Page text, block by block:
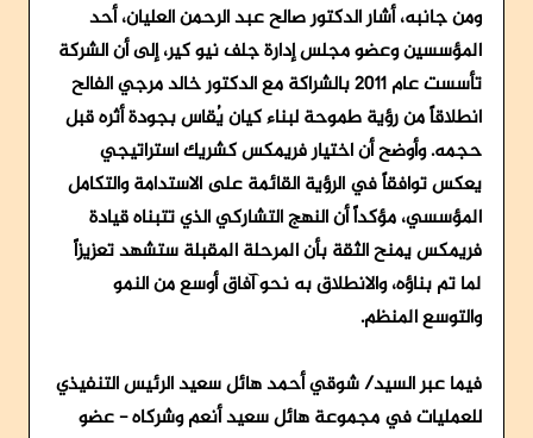
ومن جانبه، أشار الدكتور صالح عبد الرحمن العليان، أحد
المؤسسين وعضو مجلس إدارة جلف نيو كير، إلى أن الشركة
تأسست عام 2011 بالشراكة مع الدكتور خالد مرجي الفالح
انطلاقاً من رؤية طموحة لبناء كيان يُقاس بجودة أثره قبل
حجمه. وأوضح أن اختيار فريمكس كشريك استراتيجي
يعكس توافقاً في الرؤية القائمة على الاستدامة والتكامل
المؤسسي، مؤكداً أن النهج التشاركي الذي تتبناه قيادة
فريمكس يمنح الثقة بأن المرحلة المقبلة ستشهد تعزيزاً
لما تم بناؤه، والانطلاق به نحو آفاق أوسع من النمو
والتوسع المنظم.
فيما عبر السيد/ شوقي أحمد هائل سعيد الرئيس التنفيذي
للعمليات في مجموعة هائل سعيد أنعم وشركاه - عضو